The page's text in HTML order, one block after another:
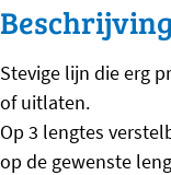
Lijn
Fancy
Dress
aantal
Beschrijving
Stevige lijn die erg
of uitlaten.
Op 3 lengtes
op de gewenste